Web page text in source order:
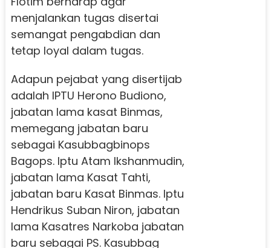
menjalankan tugas disertai
semangat pengabdian dan
tetap loyal dalam tugas.
Adapun pejabat yang disertijab
adalah IPTU Herono Budiono,
jabatan lama kasat Binmas,
memegang jabatan baru
sebagai Kasubbagbinops
Bagops. Iptu Atam Ikshanmudin,
jabatan lama Kasat Tahti,
jabatan baru Kasat Binmas. Iptu
Hendrikus Suban Niron, jabatan
lama Kasatres Narkoba jabatan
baru sebagai PS. Kasubbag